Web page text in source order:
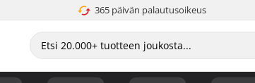
365 päivän palautusoikeus